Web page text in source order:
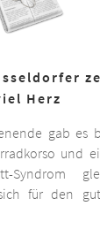
Herz
gab es
und
Syndrom
für den